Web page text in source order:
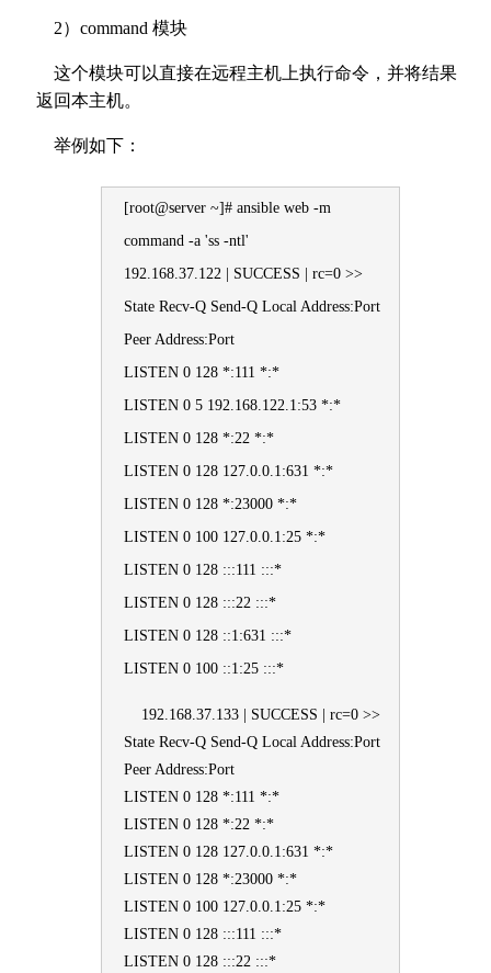
2）command 模块
这个模块可以直接在远程主机上执行命令，并将结果
返回本主机。
举例如下：
[root@server ~]# ansible web -m
command -a 'ss -ntl'
192.168.37.122 | SUCCESS | rc=0 >>
State Recv-Q Send-Q Local Address:Port
Peer Address:Port
LISTEN 0 128 *:111 *:*
LISTEN 0 5 192.168.122.1:53 *:*
LISTEN 0 128 *:22 *:*
LISTEN 0 128 127.0.0.1:631 *:*
LISTEN 0 128 *:23000 *:*
LISTEN 0 100 127.0.0.1:25 *:*
LISTEN 0 128 :::111 :::*
LISTEN 0 128 :::22 :::*
LISTEN 0 128 ::1:631 :::*
LISTEN 0 100 ::1:25 :::*
192.168.37.133 | SUCCESS | rc=0 >>
State Recv-Q Send-Q Local Address:Port
Peer Address:Port
LISTEN 0 128 *:111 *:*
LISTEN 0 128 *:22 *:*
LISTEN 0 128 127.0.0.1:631 *:*
LISTEN 0 128 *:23000 *:*
LISTEN 0 100 127.0.0.1:25 *:*
LISTEN 0 128 :::111 :::*
LISTEN 0 128 :::22 :::*